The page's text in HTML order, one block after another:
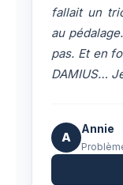
fallait un
au
pas. Et en
DAMIUS…
A
Annie